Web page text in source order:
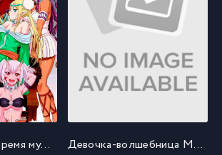
Питер Грилл и время мудреца Девочка-волшебница Мадока: Начало истории